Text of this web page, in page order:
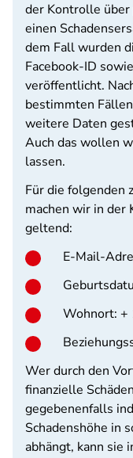
der Kontrolle über
einen
dem Fall wurden
Facebook-ID
veröffentlicht.
bestimmten
weitere Daten
Auch das wollen
lassen.
Für die folgenden
machen wir in der
geltend:
E-Mail-
Wohnort: +
Wer durch den
finanzielle
gegebenenfalls
Schadenshöhe in
abhängt, kann sie